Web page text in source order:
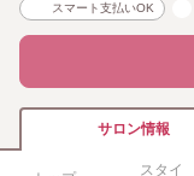
スマート支払いOK
サロン情報
スタイ